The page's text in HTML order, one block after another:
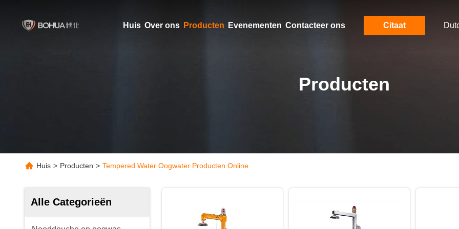
Huis Over ons Producten Evenementen Contacteer ons Citaat
Producten
Huis > Producten > Tempered Water Oogwater Producten Online
Alle Categorieën